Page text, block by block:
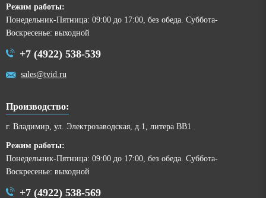
Режим работы:
Понедельник-Пятница: 09:00 до 17:00, без обеда. Суббота-
Воскресенье: выходной
+7 (4922) 538-539
sales@tvid.ru
Производство:
г. Владимир, ул. Электрозаводская, д.1, литера ВВ1
Режим работы:
Понедельник-Пятница: 09:00 до 17:00, без обеда. Суббота-
Воскресенье: выходной
+7 (4922) 538-569